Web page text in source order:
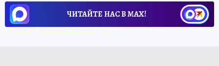
ЧИТАЙТЕ НАС В МАХ!